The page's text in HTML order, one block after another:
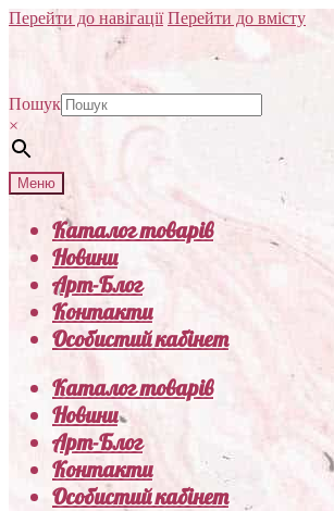
Перейти до навігації Перейти до вмісту
Пошук
×
Меню
Каталог товарів
Новини
Арт-Блог
Контакти
Особистий кабінет
Каталог товарів
Новини
Арт-Блог
Контакти
Особистий кабінет